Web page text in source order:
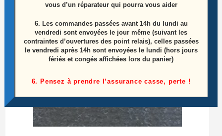
vous d’un réparateur qui pourra vous aider
6. Les commandes passées avant 14h du lundi au
vendredi sont envoyées le jour même (suivant les
contraintes d’ouvertures des point relais), celles passées
le vendredi après 14h sont envoyées le lundi (hors jours
fériés et congés affichées lors du panier)
6. Pensez à prendre l’assurance casse, perte !